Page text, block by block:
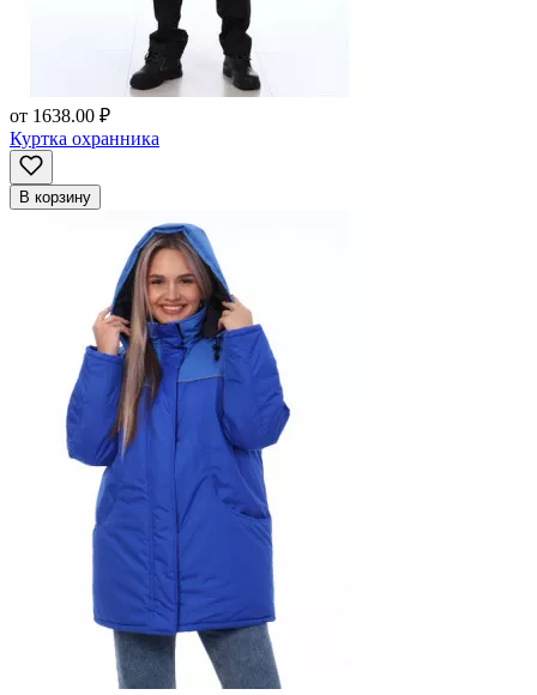
от 1638.00 ₽
Куртка охранника
В корзину